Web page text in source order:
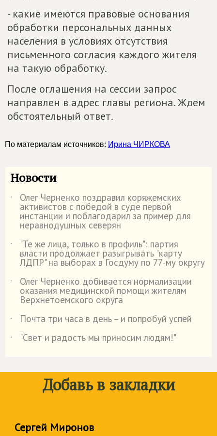
- какие имеются правовые основания
обработки персональных данных
населения в условиях отсутствия
письменного согласия каждого жителя
на такую обработку.
После оглашения на сессии запрос
направлен в адрес главы региона. Ждем
обстоятельный ответ.
По материалам источников: Ирина ЧИРКОВА
Новости
˙ Олег Черненко поздравил коряжемских
активистов с победой в суде первой
инстанции и поблагодарил за пример для
неравнодушных северян
˙
"Те же лица, только в профиль": партия
власти продолжает разыгрывать "карту
ЛДПР" на выборах в Госдуму по 77-му округу
˙
Олег Черненко добивается нормализации
оказания медицинской помощи жителям
Верхнетоемского округа
˙
Почта три часа в день – и попробуй успей
˙
"Свет и радость мы приносим людям!"
Добавь в закладки
Сергей Миронов